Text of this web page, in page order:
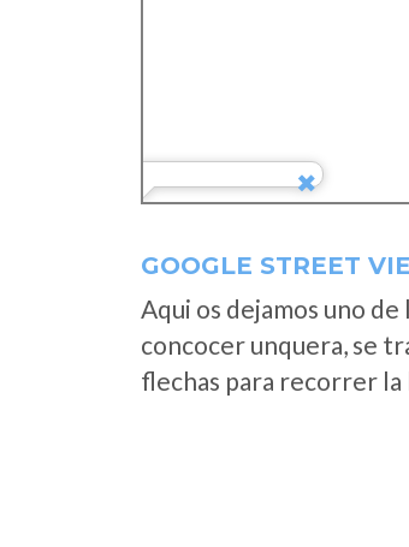
GOOGLE STREET
Aqui os dejamos uno de
concocer unquera, se
flechas para recorrer la